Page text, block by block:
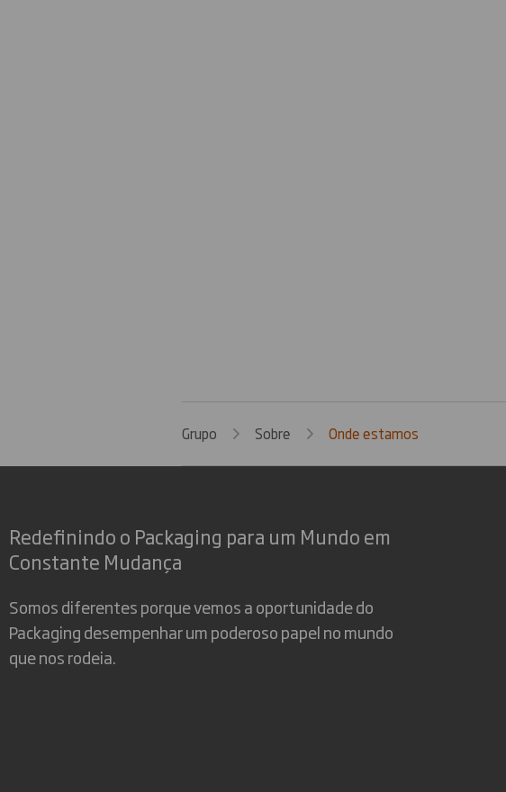
Grupo Sobre Onde estamos
Redefinindo o Packaging para um Mundo em
Constante Mudança
Somos diferentes porque vemos a oportunidade do
Packaging desempenhar um poderoso papel no mundo
que nos rodeia.